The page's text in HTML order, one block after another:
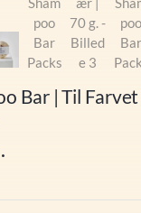
Bar | Til